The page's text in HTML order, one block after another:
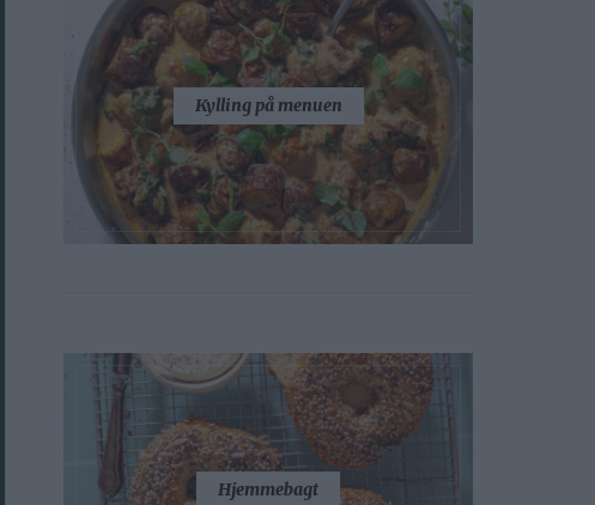
Kylling på menuen
Hjemmebagt